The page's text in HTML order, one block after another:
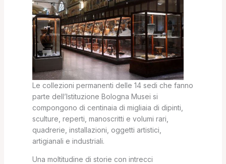
Le collezioni permanenti delle 14 sedi che fanno
parte dell’Istituzione Bologna Musei si
compongono di centinaia di migliaia di dipinti,
sculture, reperti, manoscritti e volumi rari,
quadrerie, installazioni, oggetti artistici,
artigianali e industriali.
Una moltitudine di storie con intrecci